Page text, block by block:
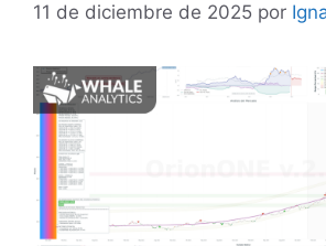
11 de diciembre de 2025 por